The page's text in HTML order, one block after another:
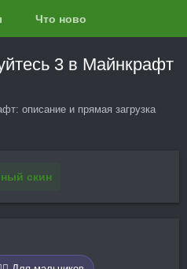
Что нового?
3 в Майнкрафт
описание и прямая загрузка
скин